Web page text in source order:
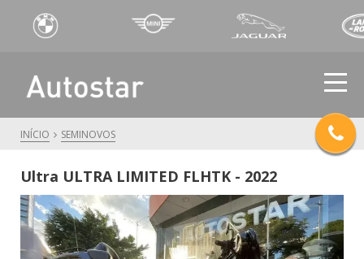
INÍCIO SEMINOVOS
Ultra ULTRA LIMITED FLHTK - 2022